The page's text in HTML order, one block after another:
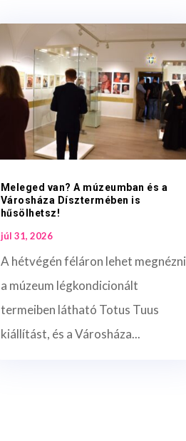
Meleged van? A múzeumban és a
Városháza Dísztermében is
hűsölhetsz!
júl 31, 2026
A hétvégén féláron lehet megnézni
a múzeum légkondicionált
termeiben látható Totus Tuus
kiállítást, és a Városháza...